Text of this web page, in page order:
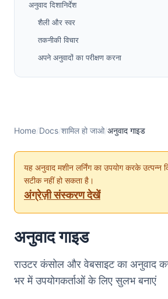
अनुवाद दिशानिर्देश
शैली और स्वर
तकनीकी विचार
अपने अनुवादों का परीक्षण करना
उन्नत: मैनुअल अनुवाद (वैकल्पिक)
धन्यवाद
Home/Docs/शामिल हो जाओ/अनुवाद गाइड
यह अनुवाद मशीन लर्निंग का उपयोग करके उत्पन्न
सटीक नहीं हो सकता है।
अंग्रेज़ी संस्करण देखें
अनुवाद गाइड
राउटर कंसोल और वेबसाइट का अनुवाद
भर में उपयोगकर्ताओं के लिए सुलभ बनाएं